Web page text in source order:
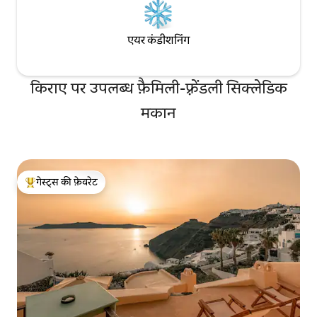
एयर कंडीशनिंग
किराए पर उपलब्ध फ़ैमिली-फ़्रेंडली सिक्लेडिक
मकान
गेस्ट्स का टॉप फ़ेवरेट
गेस्ट्स की फ़ेवरेट